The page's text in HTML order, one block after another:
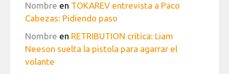
Nombre en TOKAREV entrevista a Paco
Cabezas: Pidiendo paso
Nombre en RETRIBUTION crítica: Liam
Neeson suelta la pistola para agarrar el
volante